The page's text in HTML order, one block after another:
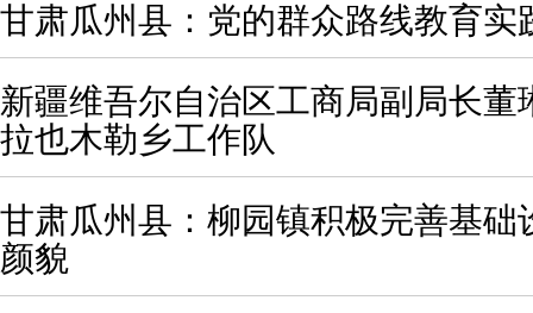
甘肃瓜州县：党的群众路线教育实
新疆维吾尔自治区工商局副局长董
拉也木勒乡工作队
甘肃瓜州县：柳园镇积极完善基础
颜貌